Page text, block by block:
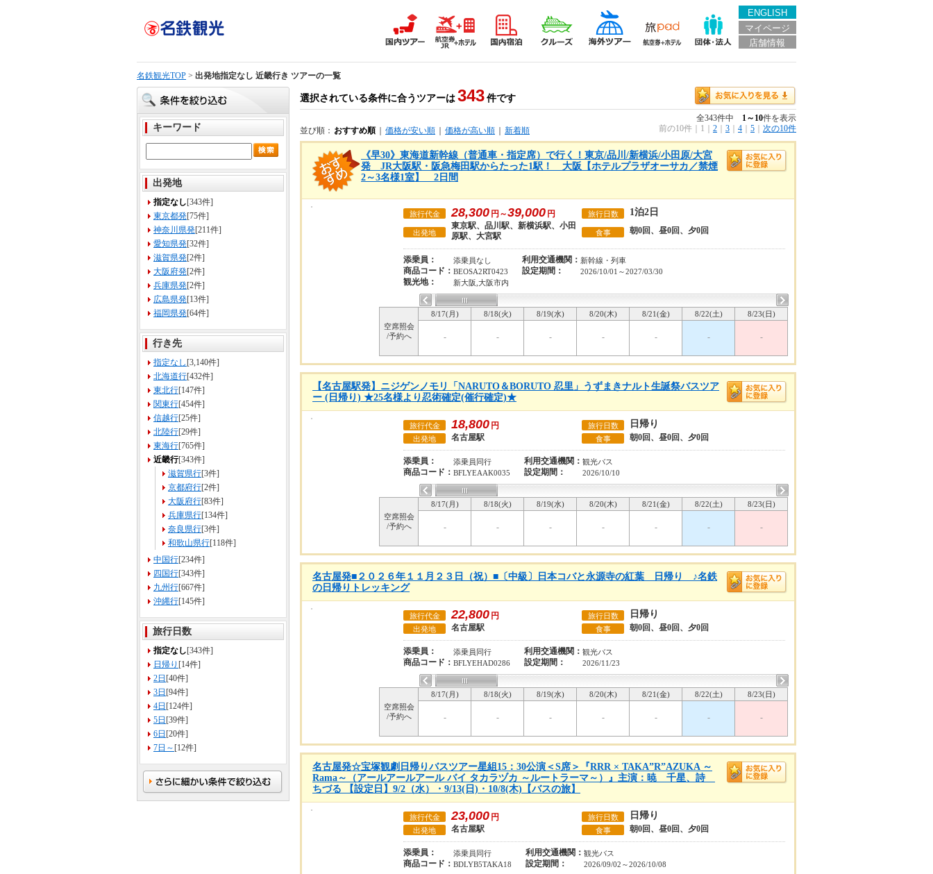
ENGLISH
マイページ
店舗情報
名鉄観光TOP > 出発地指定なし 近畿行き ツアーの一覧
キーワード
出発地
指定なし[343件]
東京都発[75件]
神奈川県発[211件]
愛知県発[32件]
滋賀県発[2件]
大阪府発[2件]
兵庫県発[2件]
広島県発[13件]
福岡県発[64件]
行き先
指定なし [3,140件]
北海道行[432件]
東北行[147件]
関東行[454件]
信越行[25件]
北陸行[29件]
東海行[765件]
近畿行[343件]
滋賀県行[3件]
京都府行[2件]
大阪府行[83件]
兵庫県行[134件]
奈良県行[3件]
和歌山県行[118件]
中国行[234件]
四国行[343件]
九州行[667件]
沖縄行[145件]
旅行日数
指定なし[343件]
日帰り [14件]
2日 [40件]
3日 [94件]
4日 [124件]
5日 [39件]
6日 [20件]
7日～ [12件]
選択されている条件に合うツアーは 343 件です
並び順： おすすめ順 価格が安い順 価格が高い順 新着順
全343件中 1～10件を表示
前の10件
1 2 3 4 5 次の10件
《早30》東海道新幹線（普通車・指定席）で行く！東京/品川/新横浜/小田原/大宮
発 JR大阪駅・阪急梅田駅からたった1駅！ 大阪【ホテルプラザオーサカ／禁煙
2～3名様1室】 2日間
旅行代金 28,300 円～39,000 円 旅行日数 1泊2日
出発地
東京駅、品川駅、新横浜駅、小田
原駅、大宮駅
食事 朝0回、昼0回、夕0回
添乗員： 添乗員なし 利用交通機関： 新幹線・列車
商品コード： BEOSA2RT0423 設定期間： 2026/10/01～2027/03/30
観光地： 新大阪,大阪市内
空席照会
/予約へ
8/17(月) 8/18(火) 8/19(水) 8/20(木) 8/21(金) 8/22(土) 8/23(日)
- - - - - - -
【名古屋駅発】ニジゲンノモリ「NARUTO＆BORUTO 忍里」うずまきナルト生誕祭バスツア
ー (日帰り) ★25名様より忍術確定(催行確定)★
旅行代金 18,800 円 旅行日数 日帰り
出発地 名古屋駅 食事 朝0回、昼0回、夕0回
添乗員： 添乗員同行 利用交通機関： 観光バス
商品コード： BFLYEAAK0035 設定期間： 2026/10/10
空席照会
/予約へ
8/17(月) 8/18(火) 8/19(水) 8/20(木) 8/21(金) 8/22(土) 8/23(日)
- - - - - - -
名古屋発■２０２６年１１月２３日（祝）■〔中級〕日本コバと永源寺の紅葉 日帰り ♪名鉄
の日帰りトレッキング
旅行代金 22,800 円 旅行日数 日帰り
出発地 名古屋駅 食事 朝0回、昼0回、夕0回
添乗員： 添乗員同行 利用交通機関： 観光バス
商品コード： BFLYEHAD0286 設定期間： 2026/11/23
空席照会
/予約へ
8/17(月) 8/18(火) 8/19(水) 8/20(木) 8/21(金) 8/22(土) 8/23(日)
- - - - - - -
名古屋発☆宝塚観劇日帰りバスツアー星組15：30公演＜S席＞『RRR × TAKA”R”AZUKA ～
Rama～（アールアールアール バイ タカラヅカ ～ルートラーマ～）』主演：暁 千星、詩
ちづる 【設定日】9/2（水）・9/13(日)・10/8(木)【バスの旅】
旅行代金 23,000 円 旅行日数 日帰り
出発地 名古屋駅 食事 朝0回、昼0回、夕0回
添乗員： 添乗員同行 利用交通機関： 観光バス
商品コード： BDLYB5TAKA18 設定期間： 2026/09/02～2026/10/08